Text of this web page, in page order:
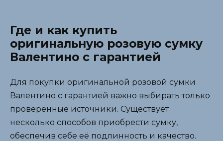
Где и как купить
оригинальную розовую сумку
Валентино с гарантией
Для покупки оригинальной розовой сумки
Валентино с гарантией важно выбирать только
проверенные источники. Существует
несколько способов приобрести сумку,
обеспечив себе её подлинность и качество.